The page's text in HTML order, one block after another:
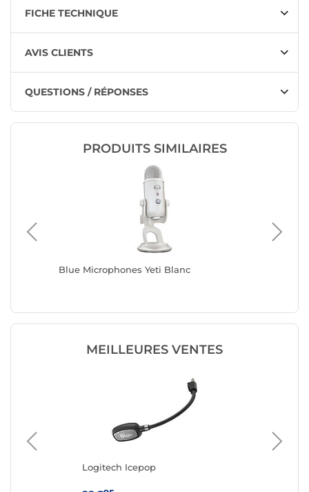
FICHE TECHNIQUE
AVIS CLIENTS
QUESTIONS / RÉPONSES
PRODUITS SIMILAIRES
Blue Microphones Yeti Blanc
MEILLEURES VENTES
Logitech Icepop